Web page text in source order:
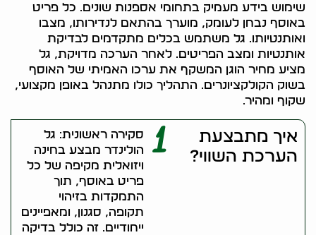
שימוש בידע מעמיק בתחומי אספנות שונים. כל פריט
באוסף נבחן לעומק, מוערך בהתאם לנדירותו, מצבו
ואותנטיותו. גל משתמש בכלים מתקדמים לבדיקת
אותנטיות ומצב הפריטים. לאחר הערכה מדויקת, גל
מציע מחיר הוגן המשקף את ערכו האמיתי של האוסף
בשוק הקולקציונרים. התהליך כולו מתנהל באופן מקצועי,
שקוף ומהיר.
איך מתבצעת
הערכת השווי?
1
סקירה ראשונית: גל
הולינדר מבצע בחינה
ויזואלית מקיפה של כל
פריט באוסף, תוך
התמקדות בזיהוי
תקופה, סגנון, ומאפיינים
ייחודיים. זה כולל בדיקה